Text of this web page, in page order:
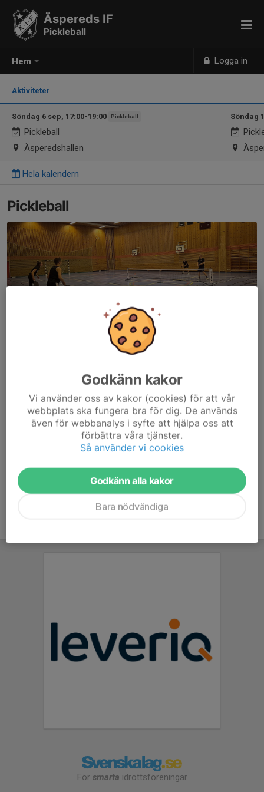
Hem Logga in
Äspereds IF
Pickleball
Aktiviteter
Söndag 6 sep, 17:00-19:00 Pickleball
Pickleball
Äsperedshallen
Söndag
Hela kalendern
Pickleball
: Pickleballträning och spel
: För alla med och utan racketvana
2025/2026 vårtermin vecka 1-23
: 17.00-19.00 (vecka 1-19) 18.00-20.00 (vecka 20-23)
För smarta idrottsföreningar
Godkänn kakor
Vi använder oss av kakor (cookies) för att vår
webbplats ska fungera bra för dig. De används
även för webbanalys i syfte att hjälpa oss att
förbättra våra tjänster.
Så använder vi cookies
Godkänn alla kakor
Bara nödvändiga